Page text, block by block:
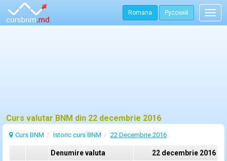
Romana Русский
Curs valutar BNM din 22 decembrie 2016
Curs BNM Istoric curs BNM 22 Decembrie 2016
Denumire valuta
22 decembrie 2016